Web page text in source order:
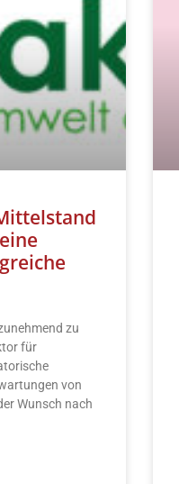
zu
für
von
Wunsch nach